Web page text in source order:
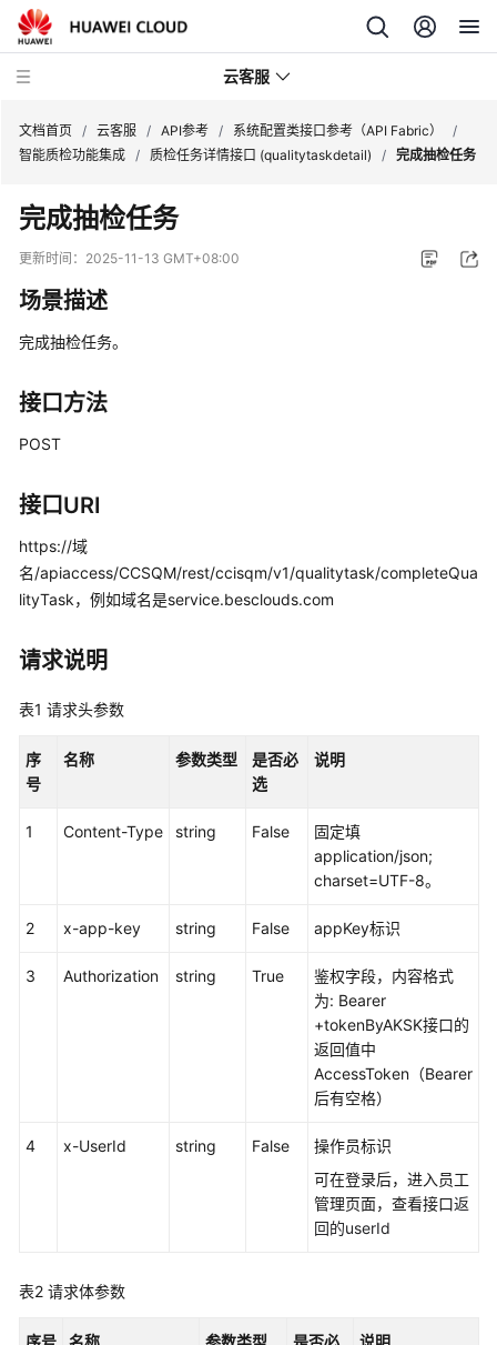
云客服
品
介
速
门
用
指
价
格
明
开
发
接
鉴
配
考
Fabric）
文档首页 / 云客服 / API参考 / 系统配置类接口参考（API Fabric）
/
智能质检功能集成 / 质检任务详情接口 (qualitytaskdetail) / 完成抽检任务
完成抽检任务
更新时间： 2025-11-13 GMT+08:00
场景描述
完成抽检任务。
接口方法
POST
接口URI
https://域
名/apiaccess/CCSQM/rest/ccisqm/v1/qualitytask/completeQua
lityTask，例如域名是service.besclouds.com
请求说明
表1 请求头参数
序
号
名称 参数类型
是否必
选
说明
1 Content-Type string False
固定填
application/json;
charset=UTF-8。
2 x-app-key string False appKey标识
3 Authorization string True
鉴权字段，内容格式
为: Bearer
+tokenByAKSK接口的
返回值中
AccessToken（Bearer
后有空格）
4 x-UserId string False
操作员标识
可在登录后，进入员工
管理页面，查看接口返
回的userId
表2 请求体参数
序号 名称 参数类型
是否必
说明